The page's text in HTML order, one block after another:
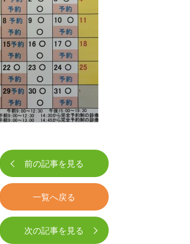
前の記事を見る
一覧へ戻る
次の記事を見る